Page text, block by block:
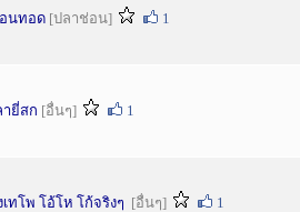
นทอด [ปลาช่อน] 1
ยี่สก [อื่นๆ] 1
ทโพ โอ้โห โก้จริงๆ [อื่นๆ] 1